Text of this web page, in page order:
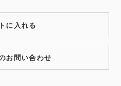
に入れる
お問い合わせ